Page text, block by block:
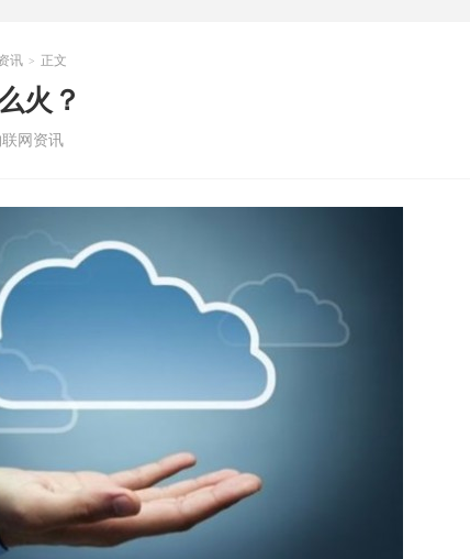
讯 > 正文
火？
网资讯